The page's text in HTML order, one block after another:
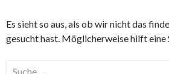
Es sieht so aus, als ob wir nicht das
gesucht hast. Möglicherweise hilft eine
Suche